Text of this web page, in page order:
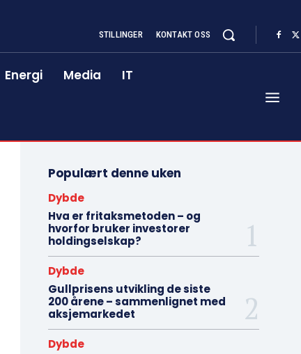
STILLINGER KONTAKT OSS
Energi Media IT
Populært denne uken
Dybde
Hva er fritaksmetoden – og
hvorfor bruker investorer
holdingselskap?
Dybde
Gullprisens utvikling de siste
200 årene – sammenlignet med
aksjemarkedet
Dybde